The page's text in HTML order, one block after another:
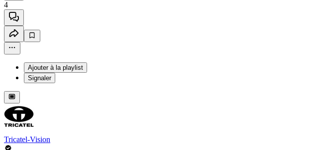
4
Ajouter à la playlist
Signaler
Tricatel-Vision